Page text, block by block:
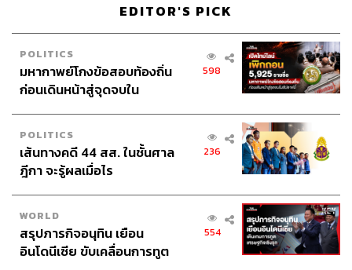
Show Creatorนครินทร์ วนกิจไพบูลย์
The Secret Sauce Manager
Content Creatorชาคร ฉายเพชร, ธนภาคย์ อิทธิชัยพล,
ภัทรสุดา บุญญศรี, ภัทรพร บุญนำอุดม
Video Editorวุฒิชัย ถิระบัญชาศักดิ์, อนนต์ พูนเจ้าทรัพย์
Sound Designer & Engineer
กฤตพล จียะเกียรติ
Sound Recording Engineerขจีพรรณ วิจิตรรัตน์, ธภัทร
ตั้งวงษ์ไชย
Assistantอสุมิ สุกี้คาวะ
Graphic Designerธนิดา โตวิวัฒน์
EDITOR'S PICK
POLITICS
มหากาพย์โกงข้อสอบท้องถิ่น
ก่อนเดินหน้าสู่จุดจบใน
598
POLITICS
เส้นทางคดี 44 สส. ในชั้นศาล
ฎีกา จะรู้ผลเมื่อไร
236
WORLD
สรุปภารกิจอนุทิน เยือน
อินโดนีเซีย ขับเคลื่อนการทูต
554